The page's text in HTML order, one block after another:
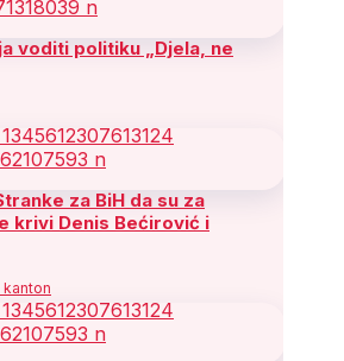
voditi politiku „Djela, ne
za BiH da su za
krivi Denis Bećirović i
kanton